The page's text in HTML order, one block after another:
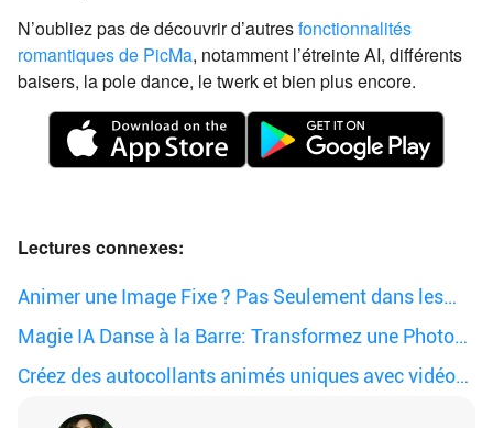
N’oubliez pas de découvrir d’autresfonctionnalités
romantiques de PicMa, notamment l’étreinte AI, différents
baisers, la pole dance, le twerk et bien plus encore.
Lectures connexes:
Animer une Image Fixe ? Pas Seulement dans les
Romans Magiques.
Magie IA Danse à la Barre: Transformez une Photo
avec PicMa
Créez des autocollants animés uniques avec vidéo